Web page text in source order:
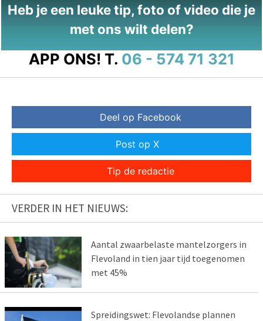
Heb je een leuke tip, foto of video die je
met ons wilt delen?
APP ONS! T. 06 - 574 71 321
Deel op Facebook
Post op X
Tip de redactie
VERDER IN HET NIEUWS:
Aantal zwaarbelaste mantelzorgers in
Flevoland in tien jaar tijd toegenomen
met 45%
Spreidingswet: Flevolandse plannen